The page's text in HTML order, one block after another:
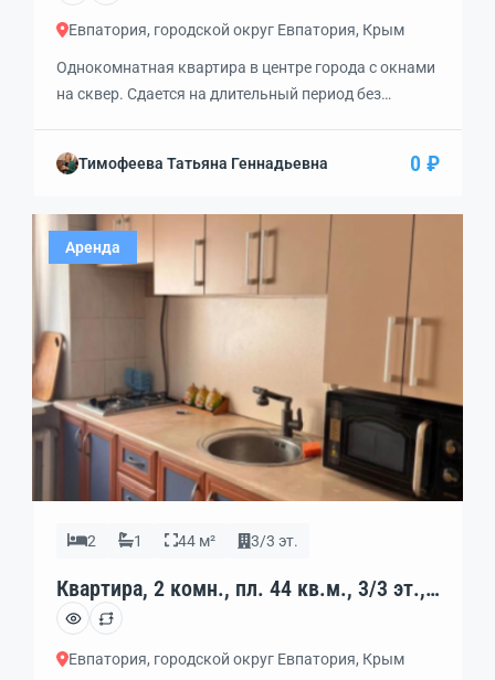
Евпатория, городской округ Евпатория, Крым
Однокомнатная квартира в центре города с окнами
на сквер. Сдается на длительный период без
— К набережной Горького примерно 1500 метров по
квартала. Очень тихо. — Рядом много разных
магазинов […]
Тимофеева Татьяна Геннадьевна 0 ₽
Аренда
2 1 44 м² 3/3 эт.
Квартира, 2 комн., пл. 44 кв.м., 3/3 эт.,
код: 462308
Евпатория, городской округ Евпатория, Крым